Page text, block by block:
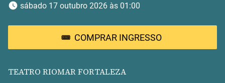
sábado 17 outubro 2026 às 01:00
COMPRAR INGRESSO
TEATRO RIOMAR FORTALEZA